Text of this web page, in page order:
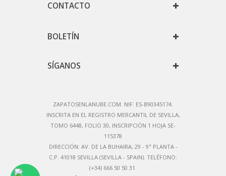
CONTACTO
BOLETÍN
SÍGANOS
ZAPATOSENLANUBE.COM. NIF: ES-B90345174.
INSCRITA EN EL REGISTRO MERCANTIL DE SEVILLA,
TOMO 6448, FOLIO 30, INSCRIPCIÓN 1 HOJA SE-
115378
DIRECCIÓN: AV. DE LA BUHAIRA, 29 - 9ª PLANTA -
C.P. 41018 SEVILLA (SEVILLA - SPAIN). TELÉFONO:
(+34) 666 50 50 31.